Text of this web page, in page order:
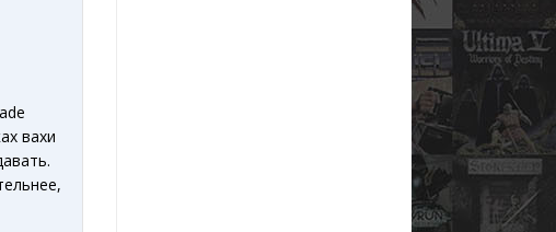
вахи